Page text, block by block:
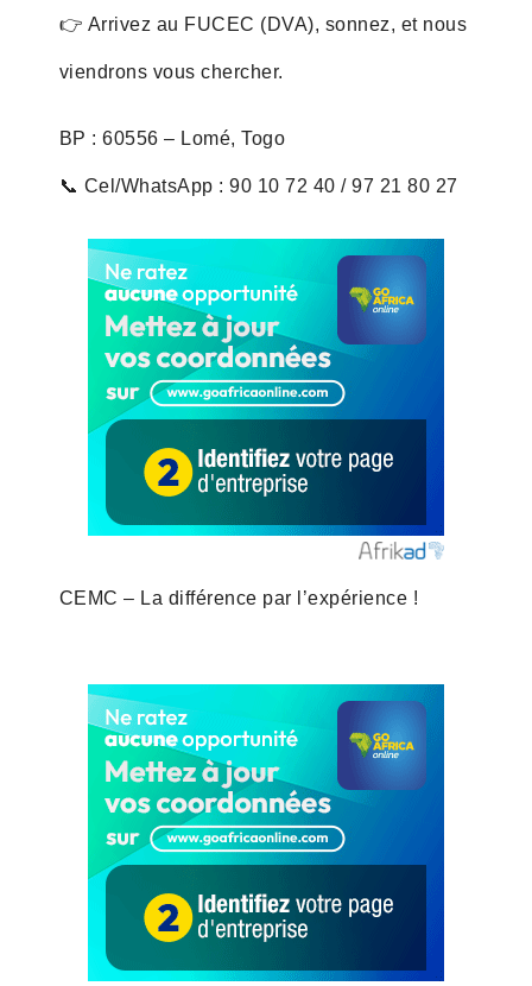
👉 Arrivez au FUCEC (DVA), sonnez, et nous
viendrons vous chercher.
BP : 60556 – Lomé, Togo
📞 Cel/WhatsApp : 90 10 72 40 / 97 21 80 27
CEMC – La différence par l’expérience !